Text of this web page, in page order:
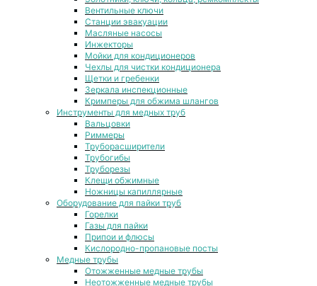
Вентильные ключи
Станции эвакуации
Масляные насосы
Инжекторы
Мойки для кондиционеров
Чехлы для чистки кондиционера
Щетки и гребенки
Зеркала инспекционные
Кримперы для обжима шлангов
Инструменты для медных труб
Вальцовки
Риммеры
Труборасширители
Трубогибы
Труборезы
Клещи обжимные
Ножницы капиллярные
Оборудование для пайки труб
Горелки
Газы для пайки
Припои и флюсы
Кислородно-пропановые посты
Медные трубы
Отожженные медные трубы
Неотожженные медные трубы